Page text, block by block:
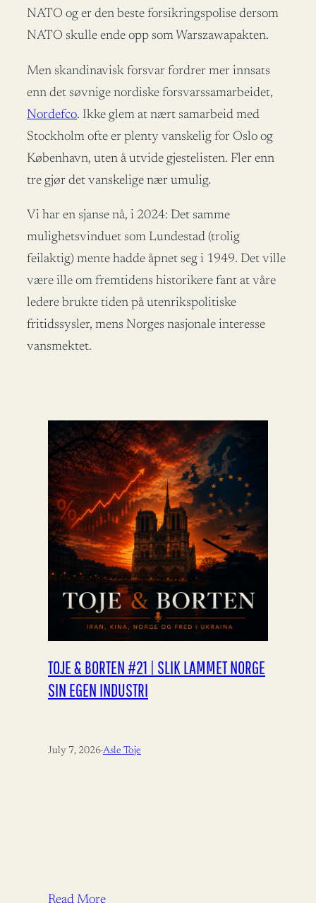
NATO og er den beste forsikringspolise dersom
NATO skulle ende opp som Warszawapakten.
Men skandinavisk forsvar fordrer mer innsats
enn det søvnige nordiske forsvarssamarbeidet,
Nordefco. Ikke glem at nært samarbeid med
Stockholm ofte er plenty vanskelig for Oslo og
København, uten å utvide gjestelisten. Fler enn
tre gjør det vanskelige nær umulig.
Vi har en sjanse nå, i 2024: Det samme
mulighetsvinduet som Lundestad (trolig
feilaktig) mente hadde åpnet seg i 1949. Det ville
være ille om fremtidens historikere fant at våre
ledere brukte tiden på utenrikspolitiske
fritidssysler, mens Norges nasjonale interesse
vansmektet.
TOJE & BORTEN #21 | SLIK LAMMET NORGE
SIN EGEN INDUSTRI
July 7, 2026·Asle Toje
Read More